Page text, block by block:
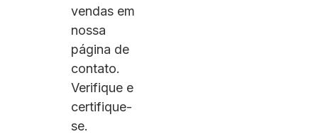
vendas em
nossa
página de
contato.
Verifique e
certifique-
se.